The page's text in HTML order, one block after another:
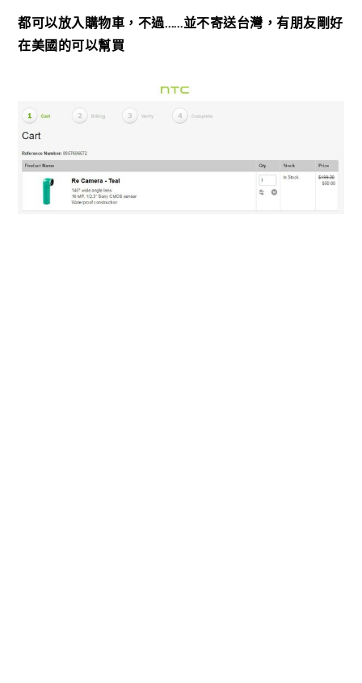
都可以放入購物車，不過……並不寄送台灣，有朋友剛好
在美國的可以幫買